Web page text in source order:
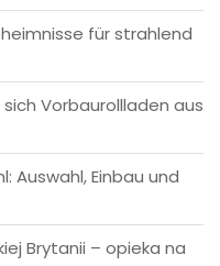
für strahlend
Vorbaurollladen aus
Auswahl, Einbau und
Brytanii – opieka na